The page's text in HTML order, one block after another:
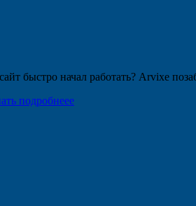
быстро начал работать? Arvixe
подробнеее